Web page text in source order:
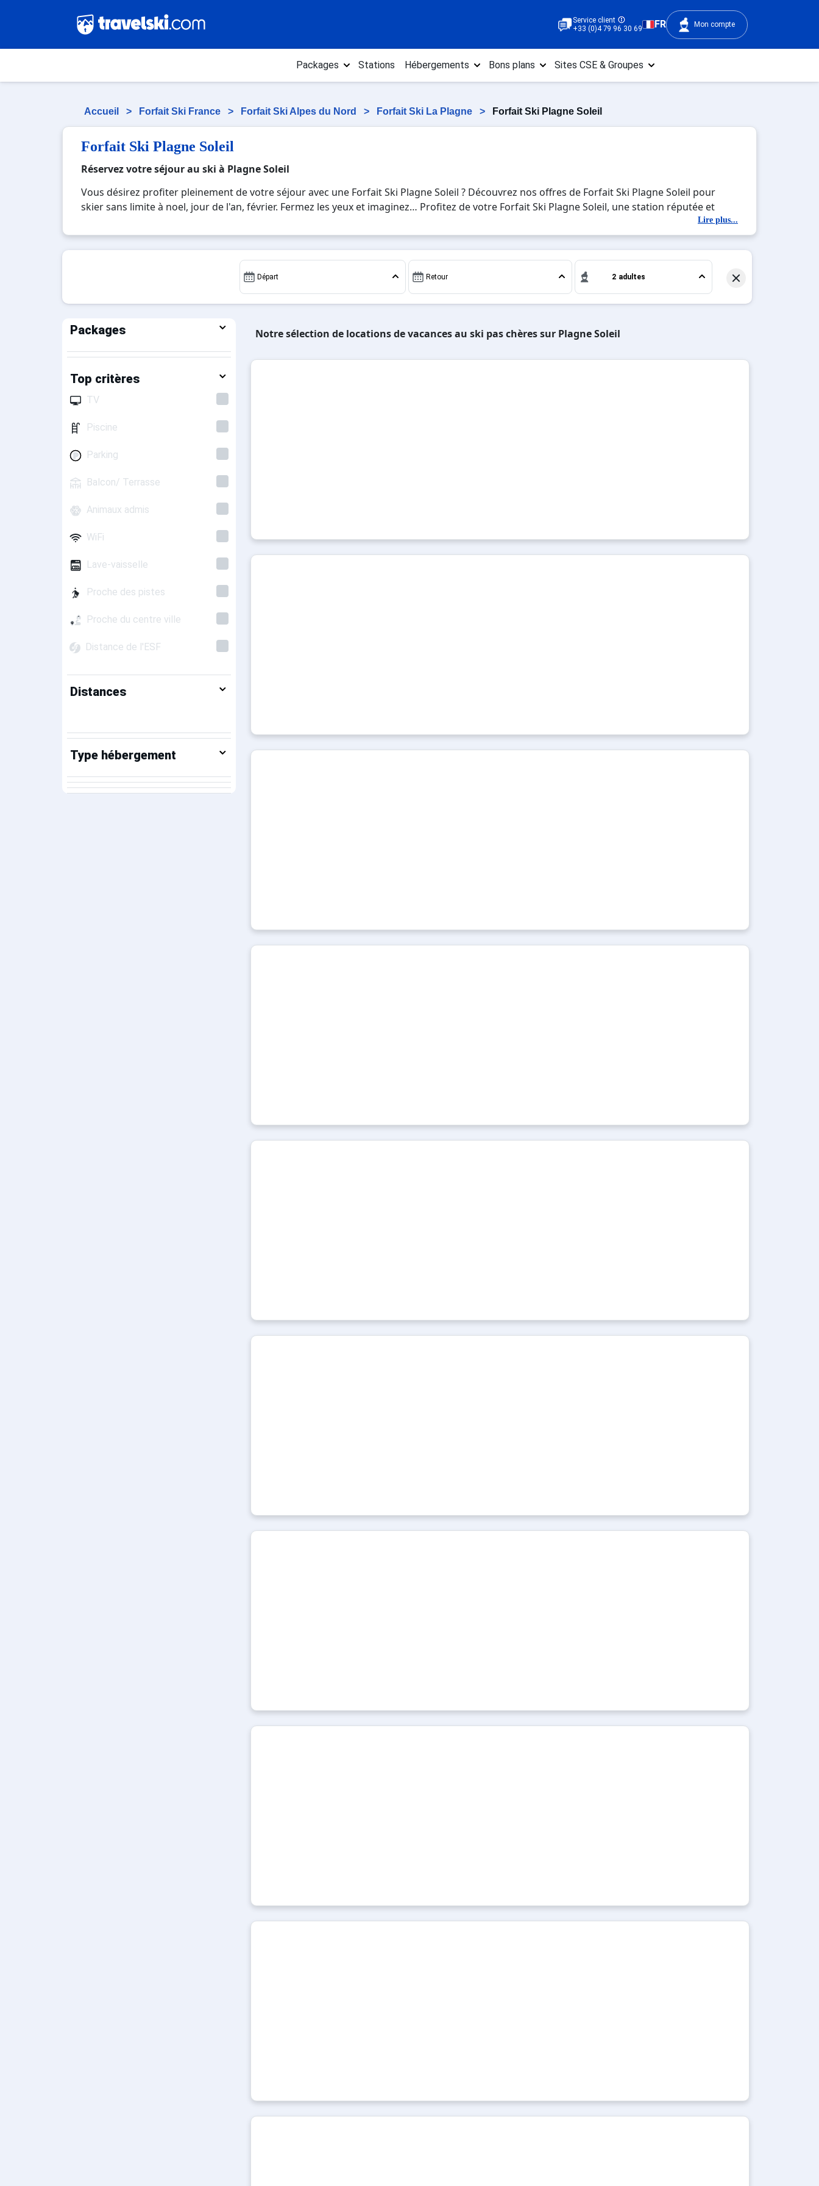
Service client
+33 (0)4 79 96 30 69
FR Mon compte
Packages Stations Hébergements Bons plans Sites CSE & Groupes
Accueil > Forfait Ski France > Forfait Ski Alpes du Nord > Forfait Ski La Plagne > Forfait Ski Plagne Soleil
Forfait Ski Plagne Soleil
Réservez votre séjour au ski à Plagne Soleil
Vous désirez profiter pleinement de votre séjour avec une Forfait Ski Plagne Soleil ? Découvrez nos offres de Forfait Ski Plagne Soleil pour
skier sans limite à noel, jour de l'an, février. Fermez les yeux et imaginez… Profitez de votre Forfait Ski Plagne Soleil, une station réputée et
moderne où vous pourrez mêler les plaisirs de la glisse sur les pistes de ski et des activités en totale immersion avec la beauté des paysages
montagnards. Pour un week-end ou pour 7 jours en Forfait Ski Plagne Soleil , en famille ou entre amis, c'est l'occasion parfaite pour créer des
souvenirs uniques de vos vacances au ski.
Lire plus...
Départ Retour 2 adultes
Packages
Top critères
TV
Piscine
Parking
Balcon/ Terrasse
Animaux admis
WiFi
Lave-vaisselle
Proche des pistes
Proche du centre ville
Distance de l'ESF
Distances
Type hébergement
Notre sélection de locations de vacances au ski pas chères sur Plagne Soleil